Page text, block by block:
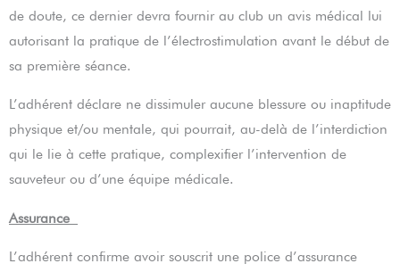
de doute, ce dernier devra fournir au club un avis médical lui
autorisant la pratique de l’électrostimulation avant le début de
sa première séance.
L’adhérent déclare ne dissimuler aucune blessure ou inaptitude
physique et/ou mentale, qui pourrait, au-delà de l’interdiction
qui le lie à cette pratique, complexifier l’intervention de
sauveteur ou d’une équipe médicale.
Assurance
L’adhérent confirme avoir souscrit une police d’assurance